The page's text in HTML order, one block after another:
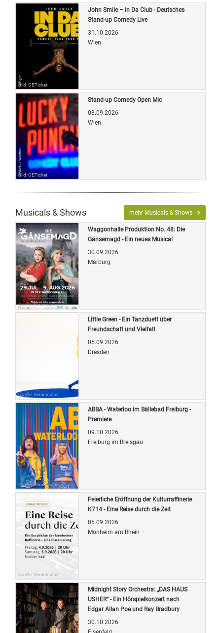
Bild: OETicket
John Smile – In Da Club - Deutsches
Stand-up Comedy Live
31.10.2026
Wien
Bild: OETicket
Stand-up Comedy Open Mic
03.09.2026
Wien
Musicals & Shows mehr Musicals & Shows
Quelle: Veranstalter
Waggonhalle Produktion No. 48: Die
Gänsemagd - Ein neues Musical
30.09.2026
Marburg
Quelle: Veranstalter
Little Green - Ein Tanzduett über
Freundschaft und Vielfalt
05.09.2026
Dresden
Quelle: Veranstalter
ABBA - Waterloo im Bällebad Freiburg -
Premiere
09.10.2026
Freiburg im Breisgau
Quelle: Veranstalter
Feierliche Eröffnung der Kulturraffinerie
K714 - Eine Reise durch die Zeit
05.09.2026
Monheim am Rhein
Midnight Story Orchestra: „DAS HAUS
USHER“ - Ein Hörspielkonzert nach
Edgar Allan Poe und Ray Bradbury
30.10.2026